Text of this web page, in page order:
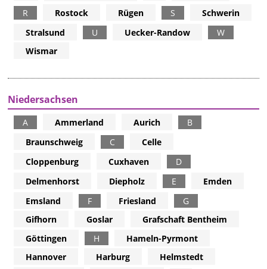
R
Rostock Rügen S
Schwerin
Stralsund
U Uecker-Randow
W
Wismar
Niedersachsen
A Ammerland Aurich
B
Braunschweig
C
Celle
Cloppenburg
Cuxhaven
D
Delmenhorst
Diepholz E
Emden
Emsland
F Friesland
G
Gifhorn
Goslar
Grafschaft Bentheim
Göttingen
H
Hameln-Pyrmont
Hannover
Harburg
Helmstedt